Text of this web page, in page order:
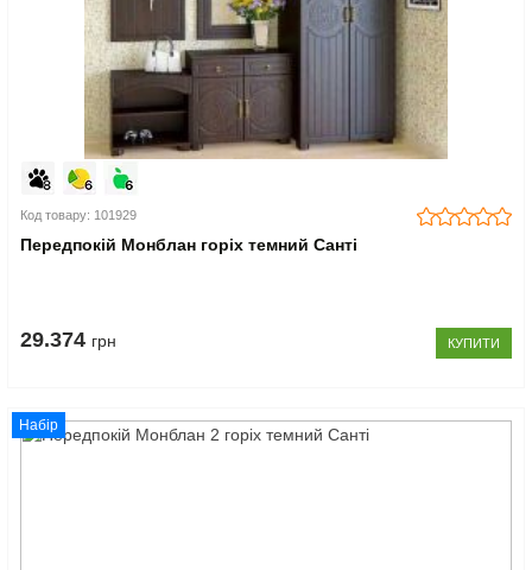
Код товару: 101929
Передпокій Монблан горіх темний Санті
29.374 грн КУПИТИ
Набір